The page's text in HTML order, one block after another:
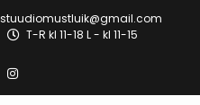
T-R kl 11-18 L - kl 11-15